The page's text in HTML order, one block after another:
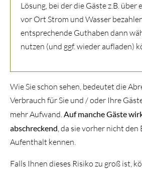
Lösung, bei der die Gäste z.B.
vor Ort Strom und Wasser
entsprechende Guthaben dann
nutzen (und ggf. wieder aufladen)
Wie Sie schon sehen, bedeutet die
Verbrauch für Sie und / oder Ihre
mehr Aufwand.Auf manche Gäste
abschreckend, da sie vorher nicht den
Aufenthalt kennen.
Falls Ihnen dieses Risiko zu groß ist,